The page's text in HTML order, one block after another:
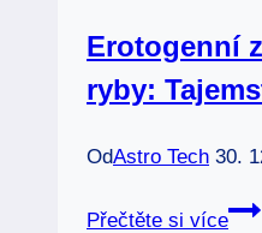
váš
Erotogenní
ryby:
OdAstro Tech 30.
Přečtěte si více